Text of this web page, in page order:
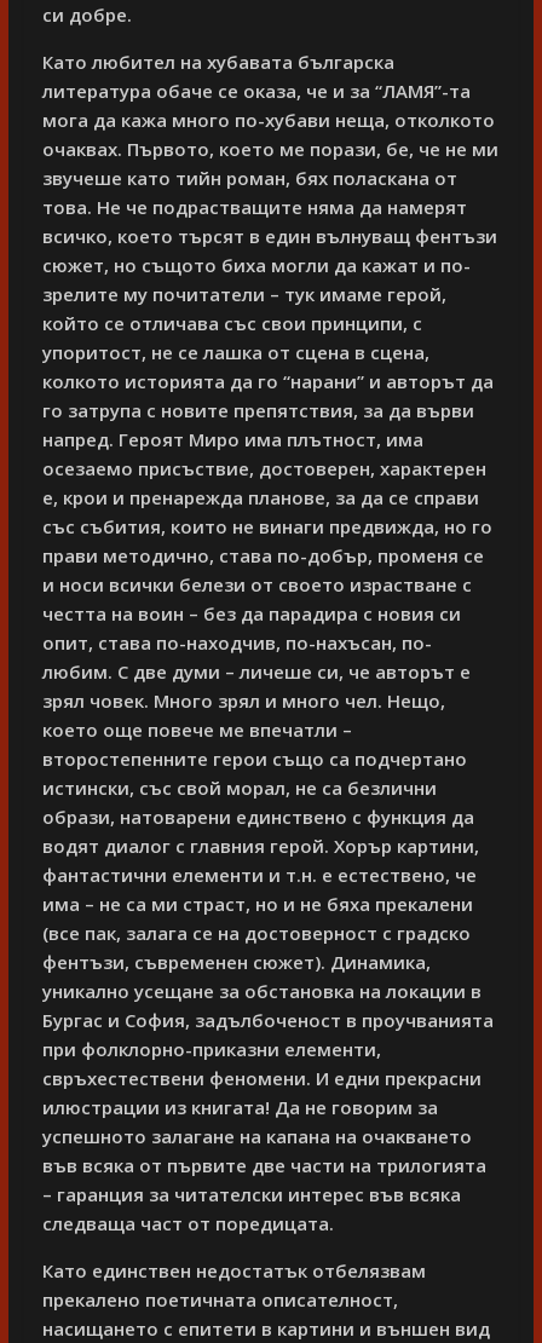
си добре.
Като любител на хубавата българска
литература обаче се оказа, че и за “ЛАМЯ”-та
мога да кажа много по-хубави неща, отколкото
очаквах. Първото, което ме порази, бе, че не ми
звучеше като тийн роман, бях поласкана от
това. Не че подрастващите няма да намерят
всичко, което търсят в един вълнуващ фентъзи
сюжет, но същото биха могли да кажат и по-
зрелите му почитатели – тук имаме герой,
който се отличава със свои принципи, с
упоритост, не се лашка от сцена в сцена,
колкото историята да го “нарани” и авторът да
го затрупа с новите препятствия, за да върви
напред. Героят Миро има плътност, има
осезаемо присъствие, достоверен, характерен
е, крои и пренарежда планове, за да се справи
със събития, които не винаги предвижда, но го
прави методично, става по-добър, променя се
и носи всички белези от своето израстване с
честта на воин – без да парадира с новия си
опит, става по-находчив, по-нахъсан, по-
любим. С две думи – личеше си, че авторът е
зрял човек. Много зрял и много чел. Нещо,
което още повече ме впечатли –
второстепенните герои също са подчертано
истински, със свой морал, не са безлични
образи, натоварени единствено с функция да
водят диалог с главния герой. Хорър картини,
фантастични елементи и т.н. е естествено, че
има – не са ми страст, но и не бяха прекалени
(все пак, залага се на достоверност с градско
фентъзи, съвременен сюжет). Динамика,
уникално усещане за обстановка на локации в
Бургас и София, задълбоченост в проучванията
при фолклорно-приказни елементи,
свръхестествени феномени. И едни прекрасни
илюстрации из книгата! Да не говорим за
успешното залагане на капана на очакването
във всяка от първите две части на трилогията
– гаранция за читателски интерес във всяка
следваща част от поредицата.
Като единствен недостатък отбелязвам
прекалено поетичната описателност,
насищането с епитети в картини и външен вид